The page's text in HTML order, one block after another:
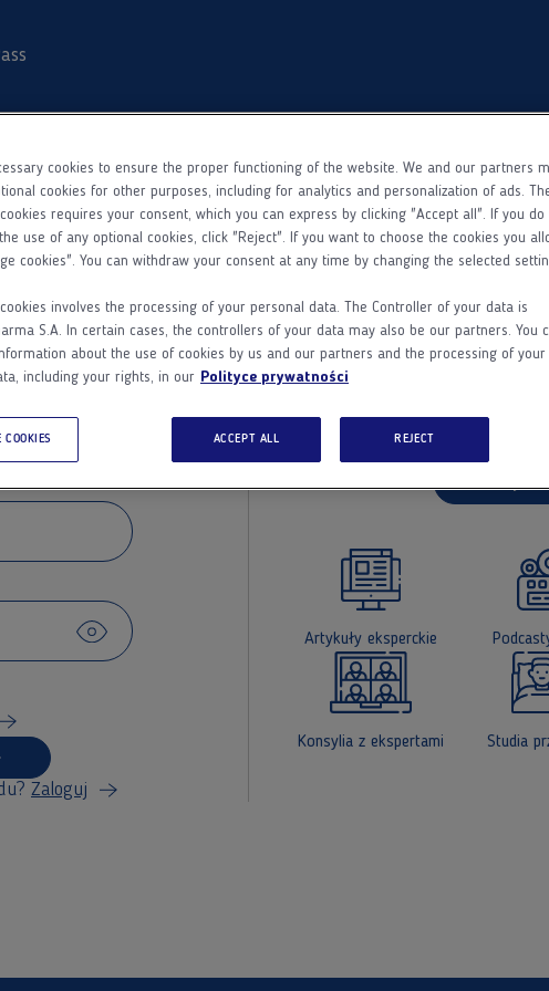
Adamed
informacje
Pass
Zaloguj
Nie masz
Adamed
Zarejestruj się i
dla
Artykuły eksperckie
Konsylia z ekspertami Studia
cookies to ensure the proper functioning of the website. We and our partners
cookies for other purposes, including for analytics and personalization of ads.
requires your consent, which you can express by clicking "Accept all". If you do
use of any optional cookies, click "Reject". If you want to choose the cookies you
cookies". You can withdraw your consent at any time by changing the selected
cookies involves the processing of your personal data. The Controller of your data is
S.A. In certain cases, the controllers of your data may also be our partners. You
about the use of cookies by us and our partners and the processing of your
including your rights, in our Polityce prywatności
ACCEPT ALL REJECT
COOKIES